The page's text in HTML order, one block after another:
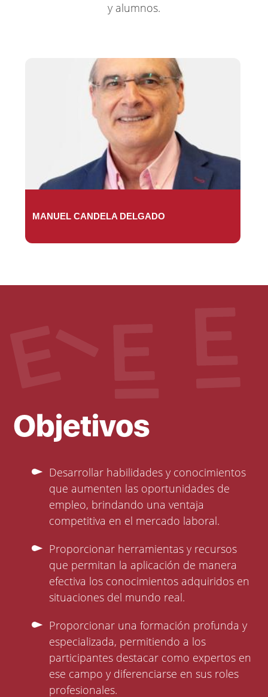
y alumnos.
MANUEL CANDELA DELGADO
Objetivos
Desarrollar habilidades y conocimientos
que aumenten las oportunidades de
empleo, brindando una ventaja
competitiva en el mercado laboral.
Proporcionar herramientas y recursos
que permitan la aplicación de manera
efectiva los conocimientos adquiridos en
situaciones del mundo real.
Proporcionar una formación profunda y
especializada, permitiendo a los
participantes destacar como expertos en
ese campo y diferenciarse en sus roles
profesionales.